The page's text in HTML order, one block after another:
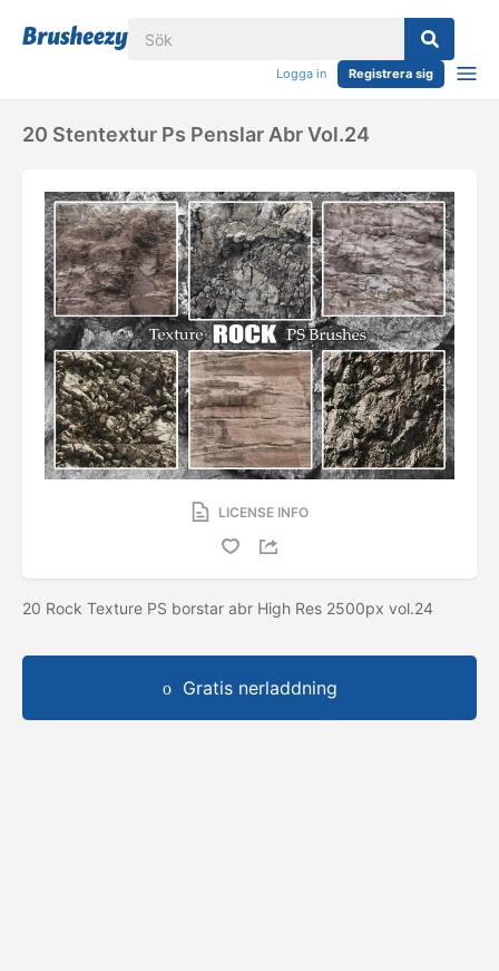
Logga in Registrera sig
20 Stentextur Ps Penslar Abr Vol.24
LICENSE INFO
20 Rock Texture PS borstar abr High Res 2500px vol.24
Gratis nerladdning